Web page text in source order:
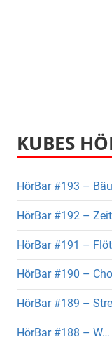
KUBES
HörBar #193 –
HörBar #192 –
HörBar #191 –
HörBar #190 –
HörBar #189 –
HörBar #188 – W…